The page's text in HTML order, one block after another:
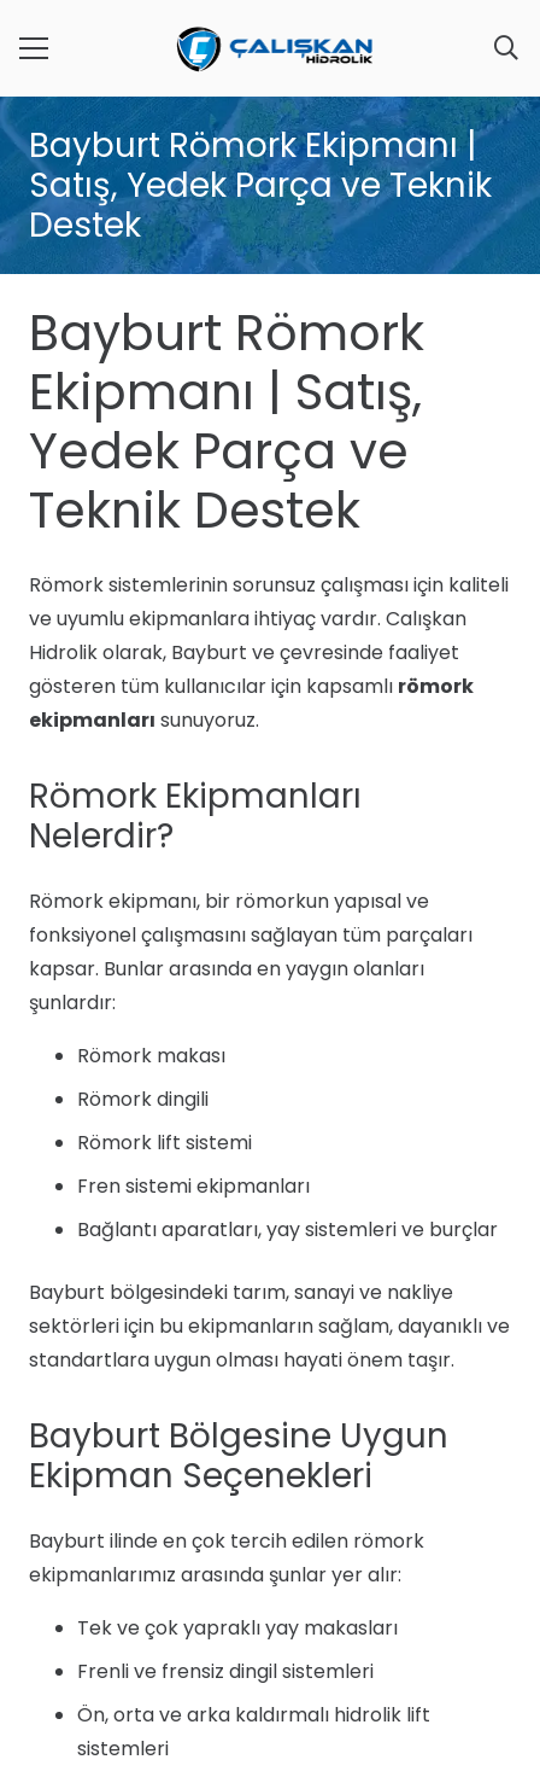
Bayburt Römork Ekipmanı |
Satış, Yedek Parça ve Teknik
Destek
Bayburt Römork
Ekipmanı | Satış,
Yedek Parça ve
Teknik Destek
Römork sistemlerinin sorunsuz çalışması için kaliteli
ve uyumlu ekipmanlara ihtiyaç vardır. Calışkan
Hidrolik olarak, Bayburt ve çevresinde faaliyet
gösteren tüm kullanıcılar için kapsamlı römork
ekipmanları sunuyoruz.
Römork Ekipmanları
Nelerdir?
Römork ekipmanı, bir römorkun yapısal ve
fonksiyonel çalışmasını sağlayan tüm parçaları
kapsar. Bunlar arasında en yaygın olanları
şunlardır:
Römork makası
Römork dingili
Römork lift sistemi
Fren sistemi ekipmanları
Bağlantı aparatları, yay sistemleri ve burçlar
Bayburt bölgesindeki tarım, sanayi ve nakliye
sektörleri için bu ekipmanların sağlam, dayanıklı ve
standartlara uygun olması hayati önem taşır.
Bayburt Bölgesine Uygun
Ekipman Seçenekleri
Bayburt ilinde en çok tercih edilen römork
ekipmanlarımız arasında şunlar yer alır:
Tek ve çok yapraklı yay makasları
Frenli ve frensiz dingil sistemleri
Ön, orta ve arka kaldırmalı hidrolik lift
sistemleri